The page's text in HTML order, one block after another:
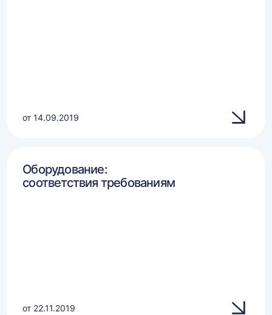
от 14.09.2019
Оборудование:
соответствия требованиям
от 22.11.2019